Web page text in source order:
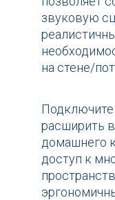
звуковую
на стене/
Подключите
расширить
домашнего
доступ к